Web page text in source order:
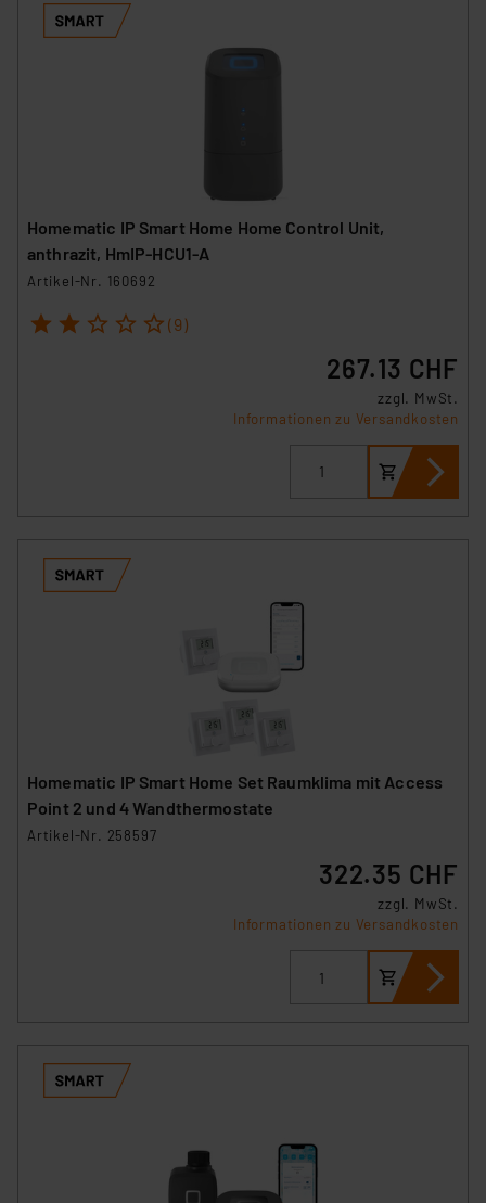
Homematic IP Smart Home Home Control Unit,
anthrazit, HmIP-HCU1-A
Artikel-Nr. 160692
1 2 3 4 5 (9)
267.13 CHF
zzgl. MwSt.
Informationen zu Versandkosten
Homematic IP Smart Home Set Raumklima mit Access
Point 2 und 4 Wandthermostate
Artikel-Nr. 258597
322.35 CHF
zzgl. MwSt.
Informationen zu Versandkosten